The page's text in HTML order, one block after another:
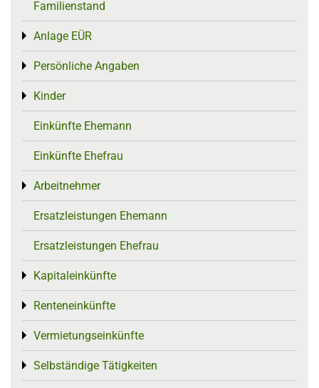
Familienstand
Anlage EÜR
Toggle menu
Persönliche Angaben
Toggle menu
Kinder
Toggle menu
Einkünfte Ehemann
Einkünfte Ehefrau
Arbeitnehmer
Toggle menu
Ersatzleistungen Ehemann
Ersatzleistungen Ehefrau
Kapitaleinkünfte
Toggle menu
Renteneinkünfte
Toggle menu
Vermietungseinkünfte
Toggle menu
Selbständige Tätigkeiten
Toggle menu